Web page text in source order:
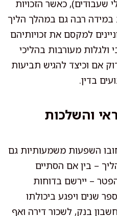
שעבודים), כאשר הזכויות
במידה רבה גם במהלך הליך
למקסם את זכויותיהם
ולגלות מעורבות בהליכי
אם וכיצד להגיש תביעות
בדין.
והשלכות
השפעות משמעותיות גם
– בין אם הסתיים
– יירשם בדוחות
שנים ויפגע ביכולתו
בנק, לשכור דירה ואף